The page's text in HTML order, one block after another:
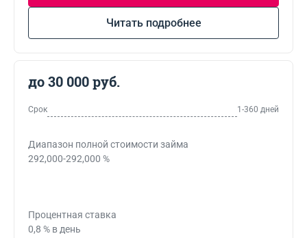
Читать подробнее
до 30 000 руб.
Срок 1-360 дней
Диапазон полной стоимости займа
292,000-292,000 %
Процентная ставка
0,8 % в день